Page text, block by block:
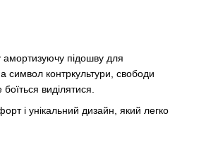
амортизуючу підошву для
символ контркультури, свободи
виділятися.
і унікальний дизайн, який легко